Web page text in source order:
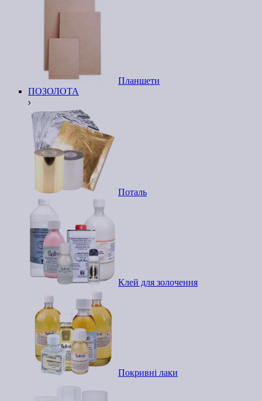
Планшети
ПОЗОЛОТА
Поталь
Клей для золочення
Покривні лаки